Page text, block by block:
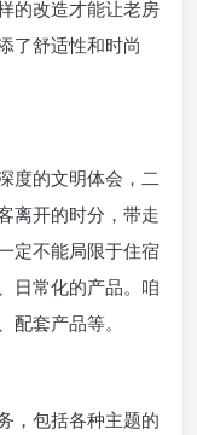
的改造才能让老房
了舒适性和时尚
度的文明体会，二
离开的时分，带走
定不能局限于住宿
日常化的产品。咱
套产品等。
，包括各种主题的